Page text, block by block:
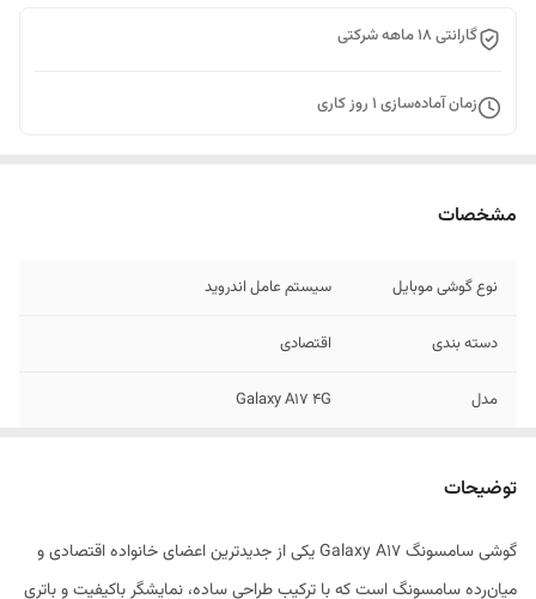
گارانتی 18 ماهه شرکتی
زمان آماده‌سازی 1 روز کاری
مشخصات
نوع گوشی موبایل سیستم عامل اندروید
دسته ‌بندی اقتصادی
مدل Galaxy A17 4G
توضیحات
گوشی سامسونگ Galaxy A17 یکی از جدیدترین اعضای خانواده اقتصادی و
میان‌رده سامسونگ است که با ترکیب طراحی ساده، نمایشگر باکیفیت و باتری